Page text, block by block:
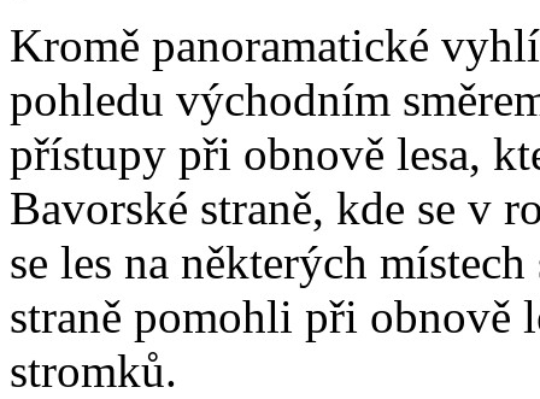
Kromě panoramatické
pohledu východním
přístupy při obnově lesa,
Bavorské straně, kde se v
se les na některých
straně pomohli při obnově
stromků.